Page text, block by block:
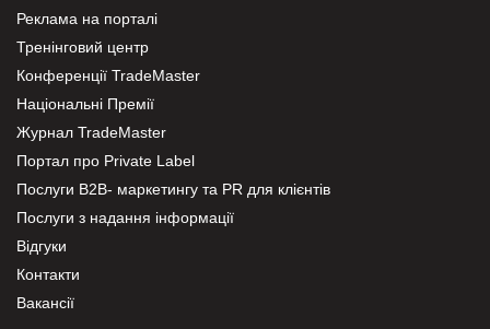
Реклама на порталі
Тренінговий центр
Конференції TradeMaster
Національні Премії
Журнал TradeMaster
Портал про Private Label
Послуги В2В- маркетингу та PR для клієнтів
Послуги з надання інформації
Відгуки
Контакти
Вакансії